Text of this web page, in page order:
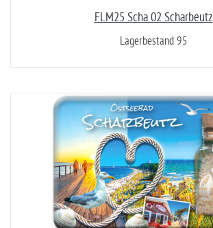
FLM25 Scha 02 Scharbeutz
Lagerbestand 95